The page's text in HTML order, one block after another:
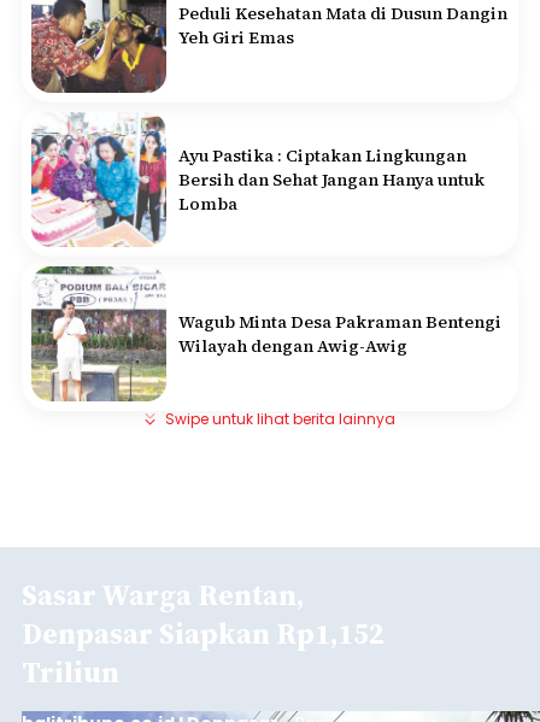
Peduli Kesehatan Mata di Dusun Dangin
Yeh Giri Emas
Ayu Pastika : Ciptakan Lingkungan
Bersih dan Sehat Jangan Hanya untuk
Lomba
Wagub Minta Desa Pakraman Bentengi
Wilayah dengan Awig-Awig
Swipe untuk lihat berita lainnya
Sasar Warga Rentan,
Denpasar Siapkan Rp1,152
Triliun